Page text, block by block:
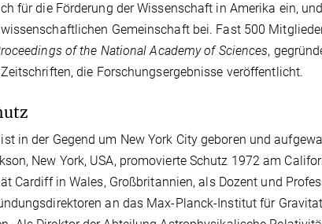
für die Förderung der Wissenschaft in Amerika ein,
Gemeinschaft bei. Fast 500
of the National Academy of Sciences,
die Forschungsergebnisse veröffentlicht.
in der Gegend um New York City geboren und
New York, USA, promovierte Schutz 1972 am
Cardiff in Wales, Großbritannien, als Dozent und
an das Max-Planck-Institut für